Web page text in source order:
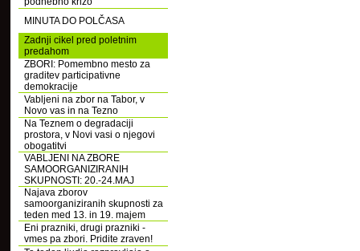
MINUTA DO POLČASA
Zadnji cikel pred poletnim
predahom
ZBORI: Pomembno mesto za
graditev participativne
demokracije
Vabljeni na zbor na Tabor, v
Novo vas in na Tezno
Na Teznem o degradaciji
prostora, v Novi vasi o njegovi
obogatitvi
VABLJENI NA ZBORE
SAMOORGANIZIRANIH
SKUPNOSTI: 20.-24.MAJ
Najava zborov
samoorganiziranih skupnosti za
teden med 13. in 19. majem
Eni prazniki, drugi prazniki -
vmes pa zbori. Pridite zraven!